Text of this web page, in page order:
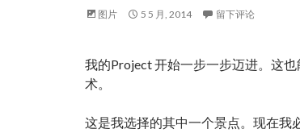
图片 5 5 月, 2014 留下评论
我的Project 开始一步一步迈进。这
术。
这是我选择的其中一个景点。现在我